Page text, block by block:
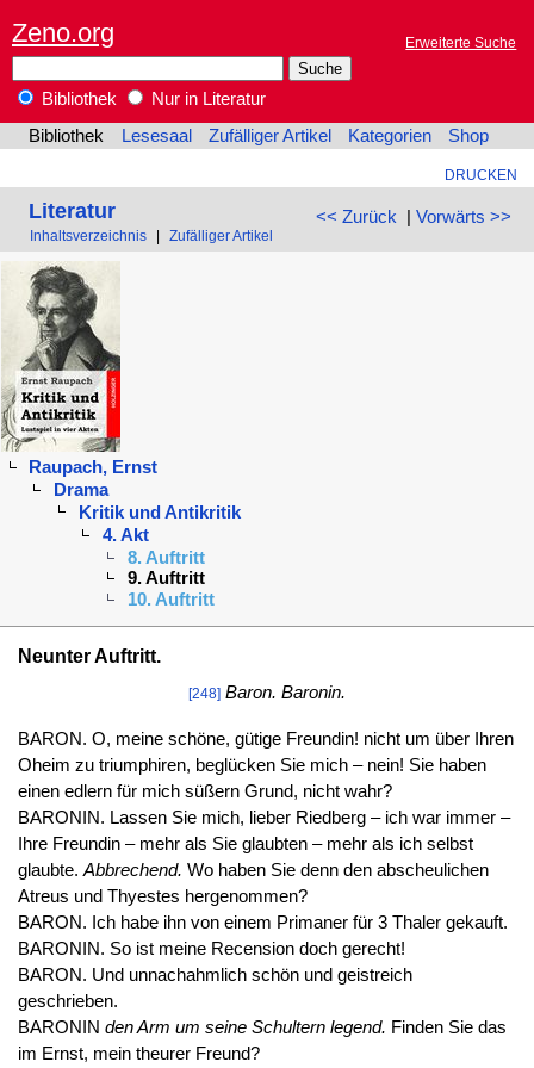
Zeno.org Erweiterte Suche
Bibliothek
Nur in Literatur
Bibliothek
Lesesaal Zufälliger Artikel Kategorien Shop
DRUCKEN
<< Zurück | Vorwärts >>
Literatur
Inhaltsverzeichnis Zufälliger Artikel
Raupach, Ernst
Drama
Kritik und Antikritik
4. Akt
8. Auftritt
9. Auftritt
10. Auftritt
Neunter Auftritt.
[248] Baron. Baronin.
BARON. O, meine schöne, gütige Freundin! nicht um über Ihren
Oheim zu triumphiren, beglücken Sie mich – nein! Sie haben
einen edlern für mich süßern Grund, nicht wahr?
BARONIN. Lassen Sie mich, lieber Riedberg – ich war immer –
Ihre Freundin – mehr als Sie glaubten – mehr als ich selbst
glaubte. Abbrechend. Wo haben Sie denn den abscheulichen
Atreus und Thyestes hergenommen?
BARON. Ich habe ihn von einem Primaner für 3 Thaler gekauft.
BARONIN. So ist meine Recension doch gerecht!
BARON. Und unnachahmlich schön und geistreich
geschrieben.
BARONIN den Arm um seine Schultern legend. Finden Sie das
im Ernst, mein theurer Freund?